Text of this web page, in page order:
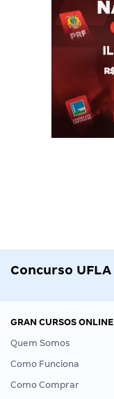
Concurso UFLA
GRAN CURSOS ONLINE
Quem Somos
Como Funciona
Como Comprar